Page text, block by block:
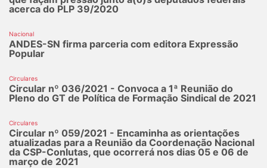
acerca do PLP 39/2020
Nacional
ANDES-SN firma parceria com editora Expressão
Popular
Circulares
Circular nº 036/2021 - Convoca a 1ª Reunião do
Pleno do GT de Política de Formação Sindical de 2021
Circulares
Circular nº 059/2021 - Encaminha as orientações
atualizadas para a Reunião da Coordenação Nacional
da CSP-Conlutas, que ocorrerá nos dias 05 e 06 de
março de 2021